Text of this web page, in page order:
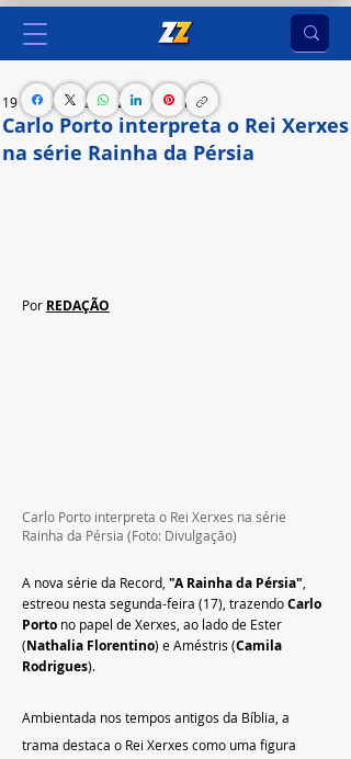
Carlo Porto interpreta o Rei Xerxes
na série Rainha da Pérsia
19 de jun. de 2024 2 min de leitura
Por REDAÇÃO
Carlo Porto interpreta o Rei Xerxes na série
Rainha da Pérsia (Foto: Divulgação)
A nova série da Record, "A Rainha da Pérsia"
estreou nesta segunda-feira (17), trazendo Carlo
Porto no papel de Xerxes, ao lado de Ester
(Nathalia Florentino) e Améstris (Camila
Rodrigues).
Ambientada nos tempos antigos da Bíblia, a
trama destaca o Rei Xerxes como uma figura